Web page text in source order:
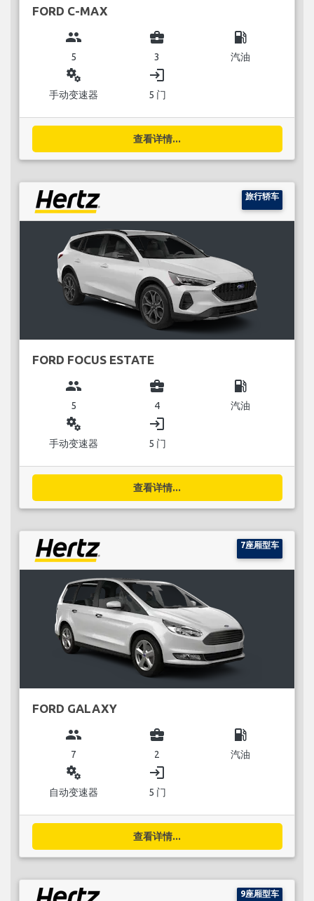
FORD C-MAX
group
5
business_center
3
local_gas_station
汽油
miscellaneous_services
手动变速器
login
5 门
查看详情...
旅行轿车
FORD FOCUS ESTATE
group
5
business_center
4
local_gas_station
汽油
miscellaneous_services
手动变速器
login
5 门
查看详情...
7座厢型车
FORD GALAXY
group
7
business_center
2
local_gas_station
汽油
miscellaneous_services
自动变速器
login
5 门
查看详情...
9座厢型车